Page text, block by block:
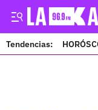
Tendencias: